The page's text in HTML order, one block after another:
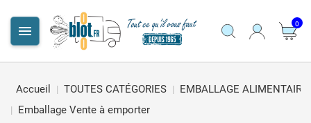
 0
Accueil TOUTES CATÉGORIES
EMBALLAGE ALIMENTAIRE
Emballage Vente à emporter